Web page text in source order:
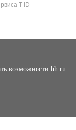
T-ID
возможности hh.ru